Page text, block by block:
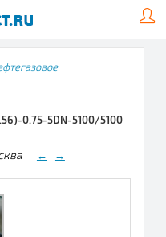
0.75-5DN-5100/5100
← →